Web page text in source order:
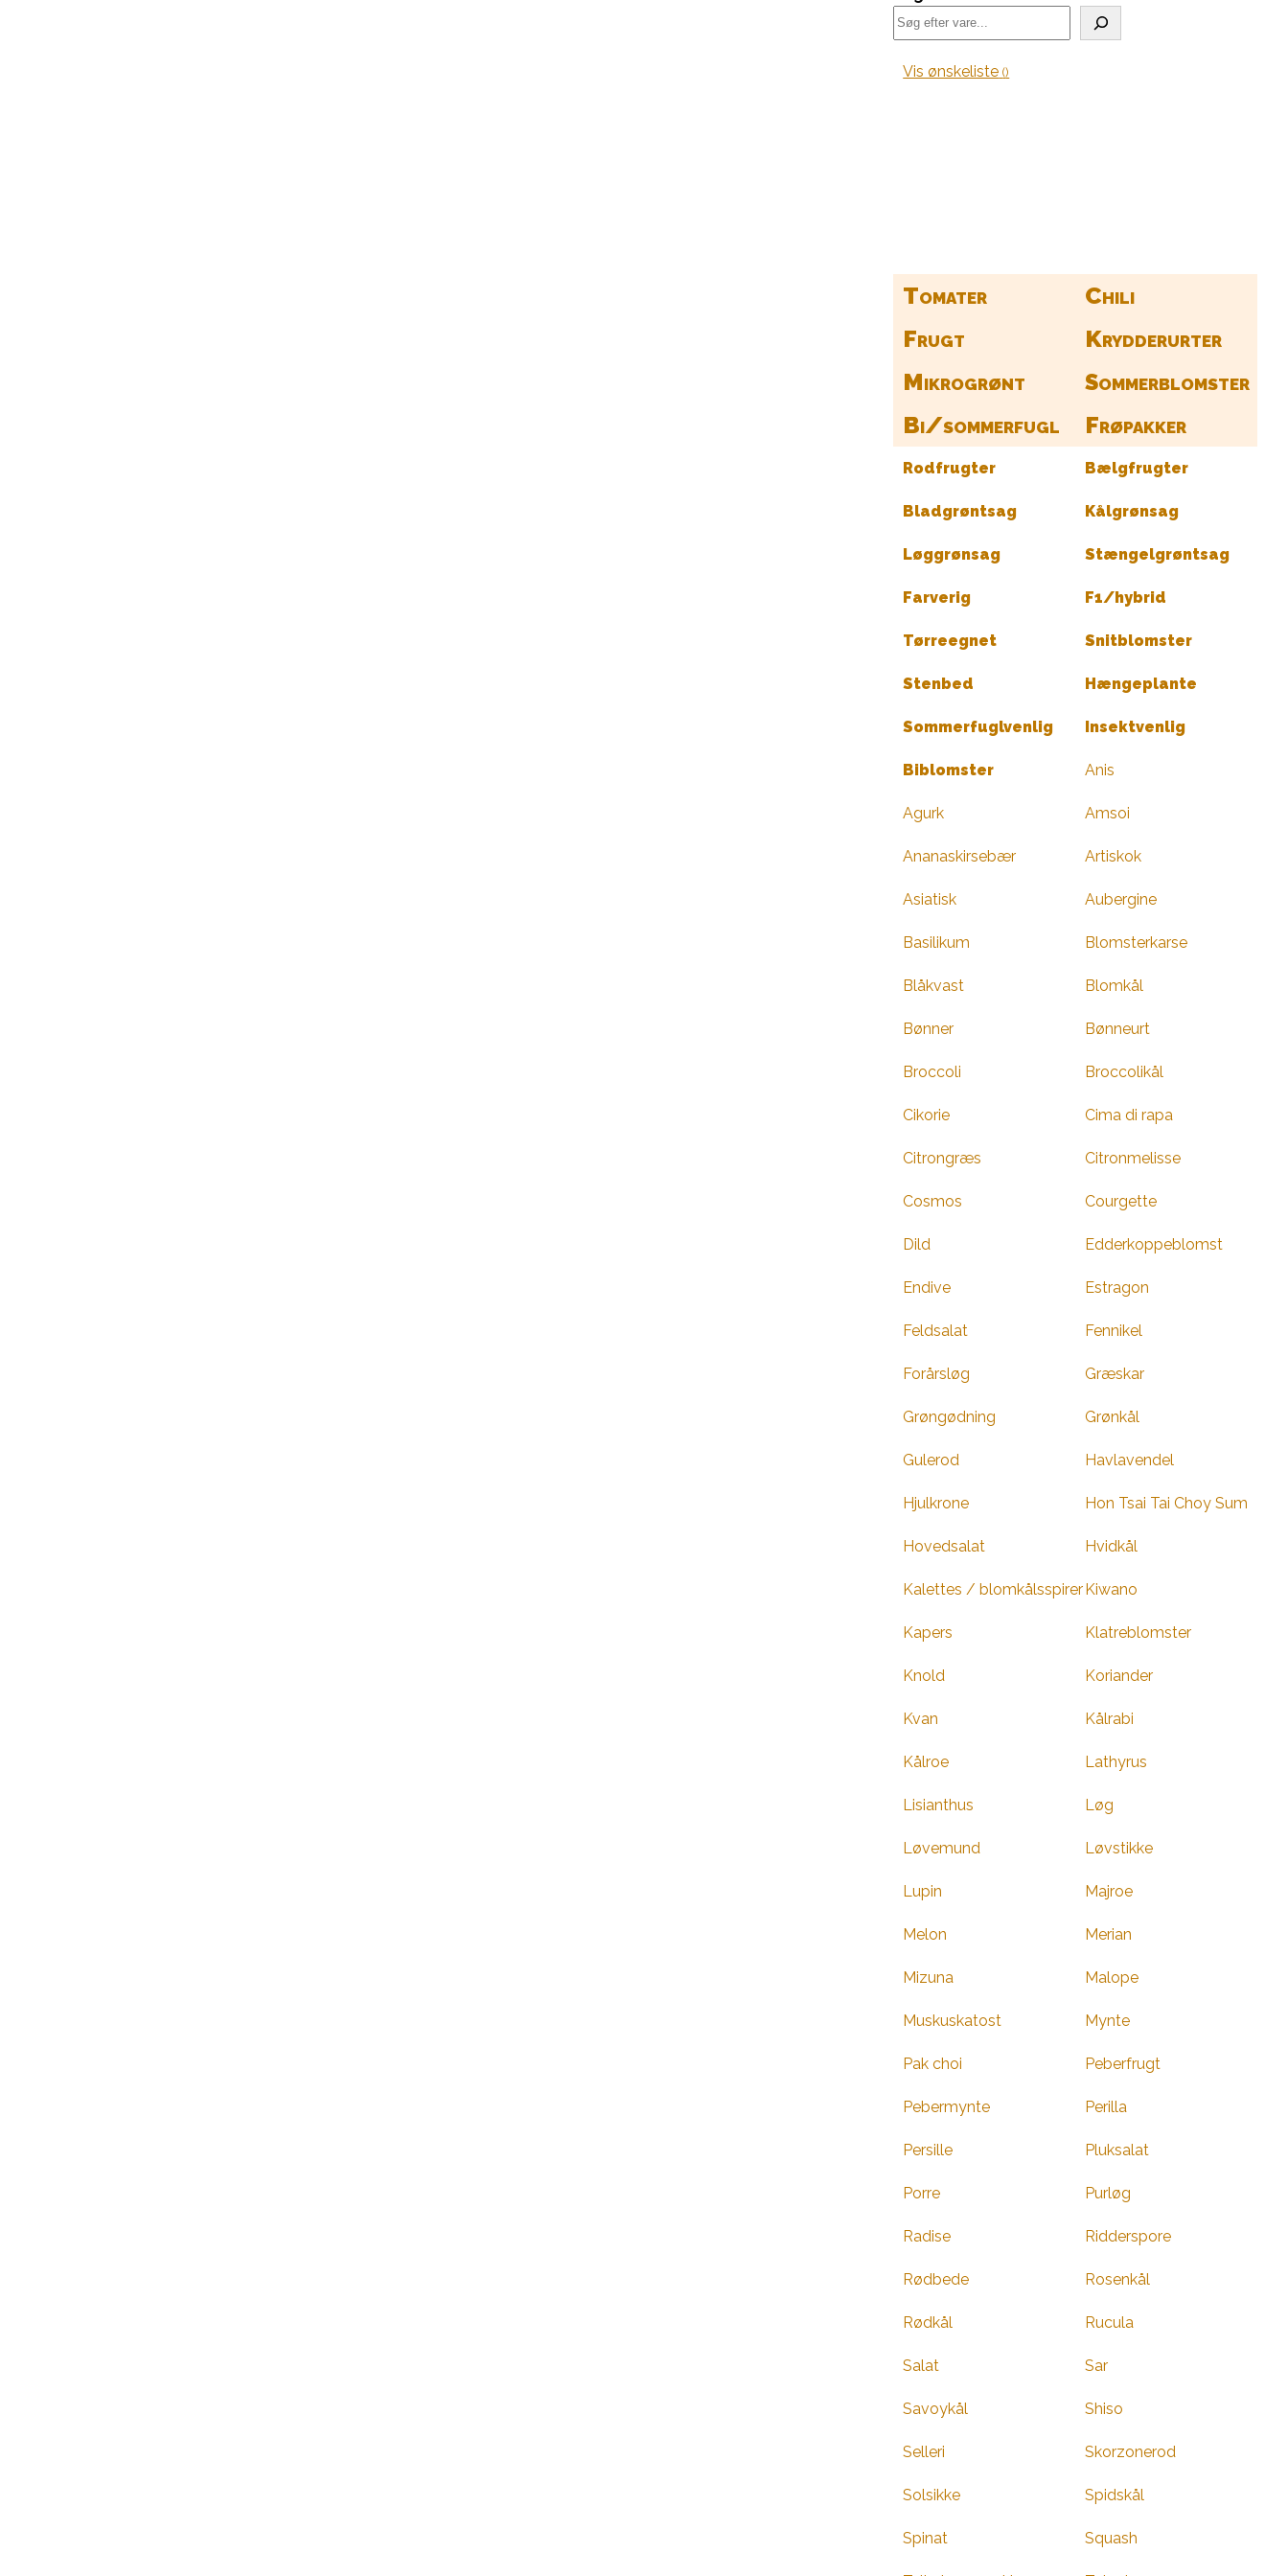
Vis ønskeliste
Tomater
Chili
Frugt
Krydderurter
Mikrogrønt
Sommerblomster
Bi/sommerfugl
Frøpakker
Rodfrugter Bælgfrugter
Bladgrøntsag Kålgrønsag
Løggrønsag Stængelgrøntsag
Farverig F1/hybrid
Tørreegnet Snitblomster
Stenbed Hængeplante
Sommerfuglvenlig Insektvenlig
Biblomster Anis
Agurk Amsoi
Ananaskirsebær Artiskok
Asiatisk Aubergine
Basilikum Blomsterkarse
Blåkvast Blomkål
Bønner Bønneurt
Broccoli Broccolikål
Cikorie Cima di rapa
Citrongræs Citronmelisse
Cosmos Courgette
Dild Edderkoppeblomst
Endive Estragon
Feldsalat Fennikel
Forårsløg Græskar
Grøngødning Grønkål
Gulerod Havlavendel
Hjulkrone Hon Tsai Tai Choy Sum
Hovedsalat Hvidkål
Kalettes / blomkålsspirerKiwano
Kapers Klatreblomster
Knold Koriander
Kvan Kålrabi
Kålroe Lathyrus
Lisianthus Løg
Løvemund Løvstikke
Lupin Majroe
Melon Merian
Mizuna Malope
Muskuskatost Mynte
Pak choi Peberfrugt
Pebermynte Perilla
Persille Pluksalat
Porre Purløg
Radise Ridderspore
Rødbede Rosenkål
Rødkål Rucula
Salat Sar
Savoykål Shiso
Selleri Skorzonerod
Solsikke Spidskål
Spinat Squash